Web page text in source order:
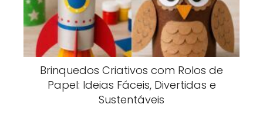
Brinquedos Criativos com Rolos de
Papel: Ideias Fáceis, Divertidas e
Sustentáveis